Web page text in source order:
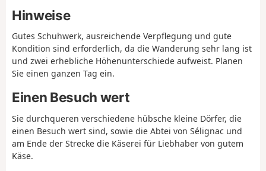
Hinweise
Gutes Schuhwerk, ausreichende Verpflegung und gute
Kondition sind erforderlich, da die Wanderung sehr lang ist
und zwei erhebliche Höhenunterschiede aufweist. Planen
Sie einen ganzen Tag ein.
Einen Besuch wert
Sie durchqueren verschiedene hübsche kleine Dörfer, die
einen Besuch wert sind, sowie die Abtei von Sélignac und
am Ende der Strecke die Käserei für Liebhaber von gutem
Käse.